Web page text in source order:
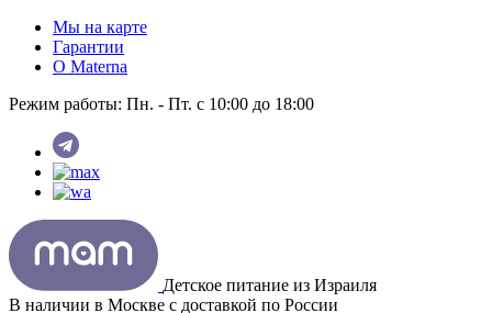
Мы на карте
Гарантии
O Materna
Режим работы: Пн. - Пт. с 10:00 до 18:00
Детское питание из Израиля
В наличии в Москве с доставкой по России